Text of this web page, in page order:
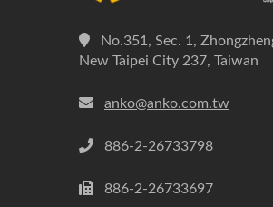
No.351, Sec. 1,
New Taipei City 237, Taiwan
anko@anko.com.tw
886-2-26733798
886-2-26733697